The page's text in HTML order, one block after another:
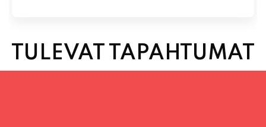
TULEVAT TAPAHTUMAT